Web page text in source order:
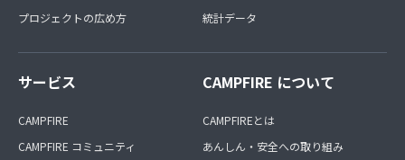
プロジェクトの広め方
統計データ
サービス
CAMPFIRE
CAMPFIRE コミュニティ
CAMPFIRE について
CAMPFIREとは
あんしん・安全への取り組み